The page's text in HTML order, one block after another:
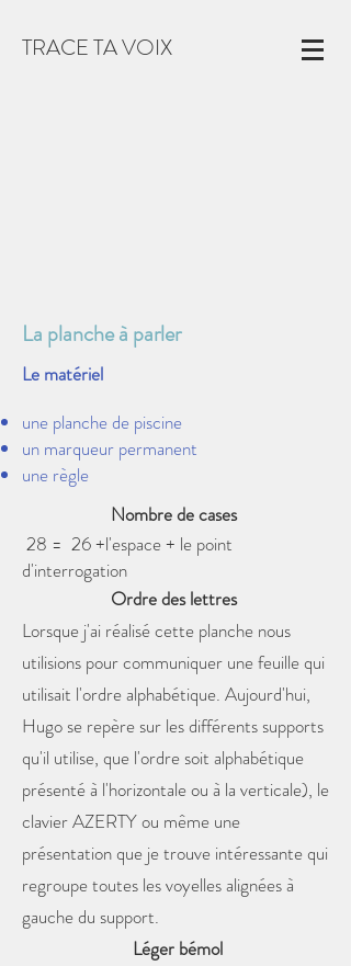
TRACE TA VOIX
La planche à parler
Le matériel
une planche de piscine
un marqueur permanent
une règle
Nombre de cases
28 = 26 +l'espace + le point
d'interrogation
Ordre des lettres
Lorsque j'ai réalisé cette planche nous
utilisions pour communiquer une feuille qui
utilisait l'ordre alphabétique. Aujourd'hui,
Hugo se repère sur les différents supports
qu'il utilise, que l'ordre soit alphabétique
présenté à l'horizontale ou à la verticale), le
clavier AZERTY ou même une
présentation que je trouve intéressante qui
regroupe toutes les voyelles alignées à
gauche du support.
Léger bémol